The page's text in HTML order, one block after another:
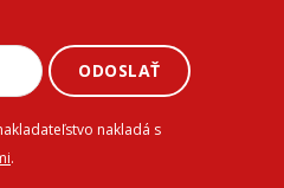
ODOSLAŤ
nakladá s
.